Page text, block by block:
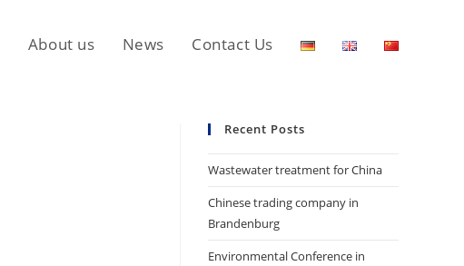
About us News Contact Us
Recent Posts
Wastewater treatment for China
Chinese trading company in
Brandenburg
Environmental Conference in